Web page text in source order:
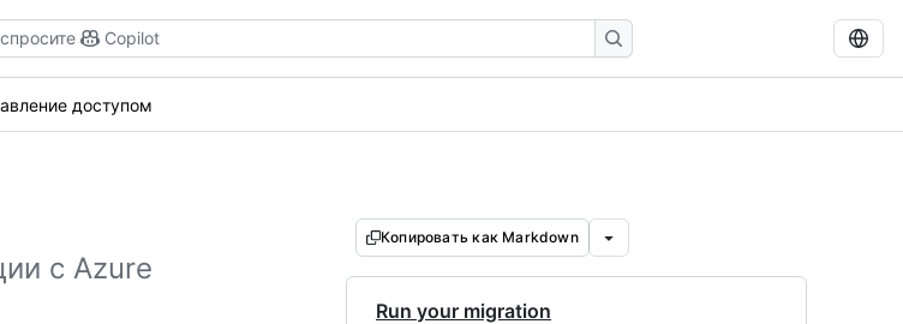
Copilot
доступом
с Azure
Копировать как Markdown
Run your migration